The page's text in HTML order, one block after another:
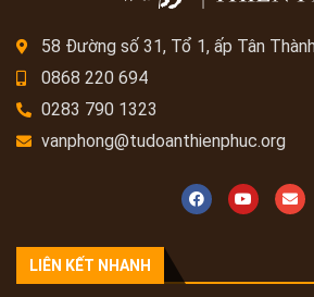
58 Đường số 31, Tổ 1, ấp Tân
0868 220 694
0283 790 1323
vanphong@tudoanthienphuc.org
LIÊN KẾT NHANH